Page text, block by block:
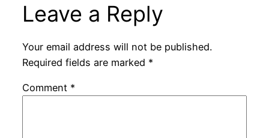
Leave a Reply
Your email address will not be published.
Required fields are marked *
Comment *